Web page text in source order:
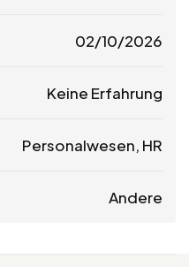
02/10/2026
Keine Erfahrung
Personalwesen, HR
Andere